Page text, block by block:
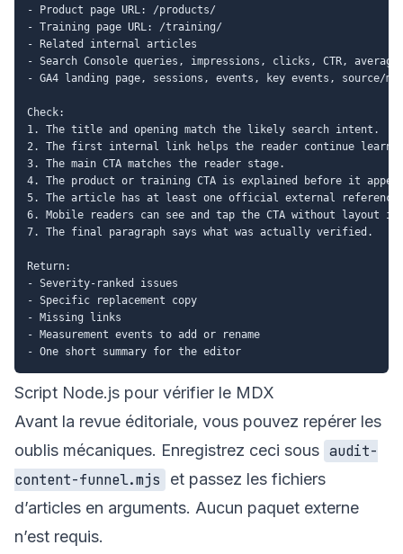
- Product page URL: /products/
- Training page URL: /training/
- Related internal articles
- Search Console queries, impressions, clicks, CTR,
- GA4 landing page, sessions, events, key events, source/
Check:
1. The title and opening match the likely search intent.
2. The first internal link helps the reader continue
3. The main CTA matches the reader stage.
4. The product or training CTA is explained before it
5. The article has at least one official external
6. Mobile readers can see and tap the CTA without layout
7. The final paragraph says what was actually verified.
Return:
- Severity-ranked issues
- Specific replacement copy
- Missing links
- Measurement events to add or rename
Script Node.js pour vérifier le MDX
Avant la revue éditoriale, vous pouvez repérer les
oublis mécaniques. Enregistrez ceci sous audit-
content-funnel.mjs
et passez les fichiers
d’articles en arguments. Aucun paquet externe
n’est requis.